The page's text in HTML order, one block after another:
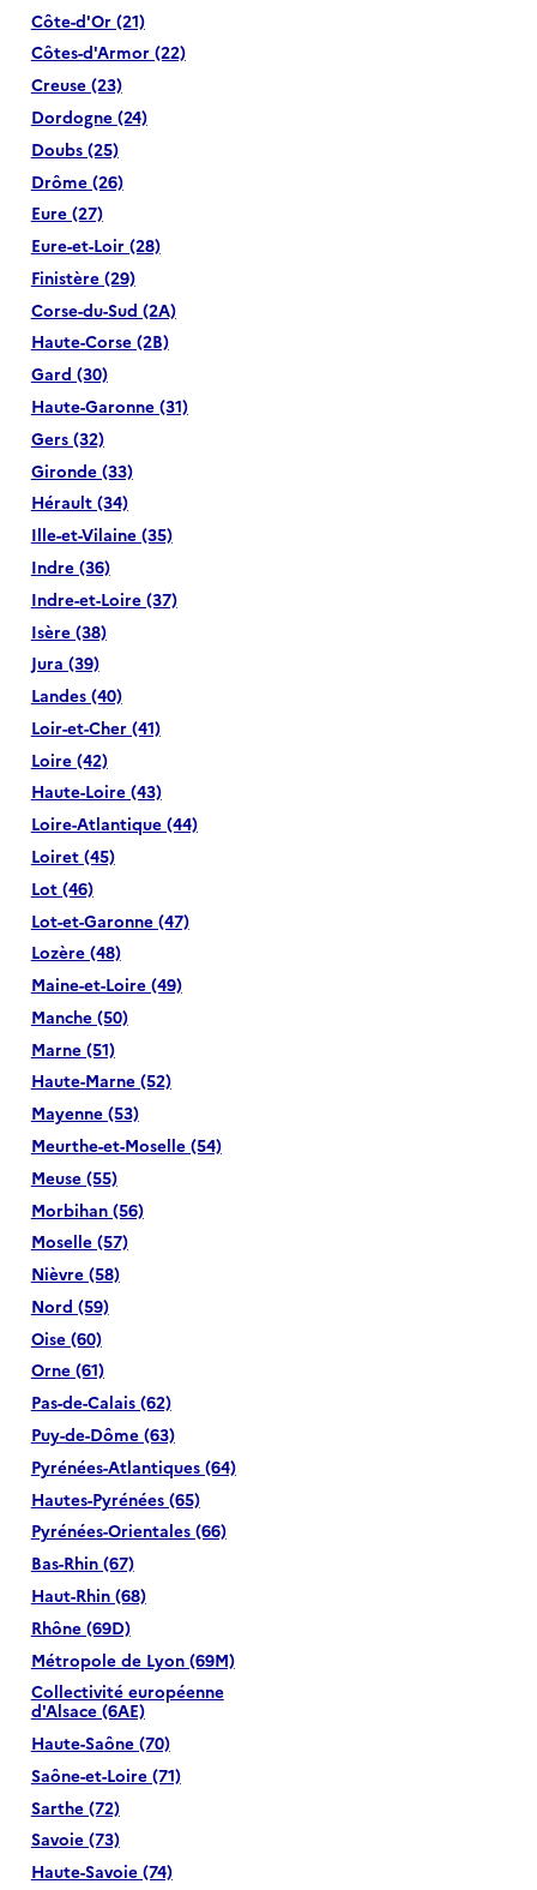
Côte-d'Or (21)
Côtes-d'Armor (22)
Creuse (23)
Dordogne (24)
Doubs (25)
Drôme (26)
Eure (27)
Eure-et-Loir (28)
Finistère (29)
Corse-du-Sud (2A)
Haute-Corse (2B)
Gard (30)
Haute-Garonne (31)
Gers (32)
Gironde (33)
Hérault (34)
Ille-et-Vilaine (35)
Indre (36)
Indre-et-Loire (37)
Isère (38)
Jura (39)
Landes (40)
Loir-et-Cher (41)
Loire (42)
Haute-Loire (43)
Loire-Atlantique (44)
Loiret (45)
Lot (46)
Lot-et-Garonne (47)
Lozère (48)
Maine-et-Loire (49)
Manche (50)
Marne (51)
Haute-Marne (52)
Mayenne (53)
Meurthe-et-Moselle (54)
Meuse (55)
Morbihan (56)
Moselle (57)
Nièvre (58)
Nord (59)
Oise (60)
Orne (61)
Pas-de-Calais (62)
Puy-de-Dôme (63)
Pyrénées-Atlantiques (64)
Hautes-Pyrénées (65)
Pyrénées-Orientales (66)
Bas-Rhin (67)
Haut-Rhin (68)
Rhône (69D)
Métropole de Lyon (69M)
Collectivité européenne
d'Alsace (6AE)
Haute-Saône (70)
Saône-et-Loire (71)
Sarthe (72)
Savoie (73)
Haute-Savoie (74)